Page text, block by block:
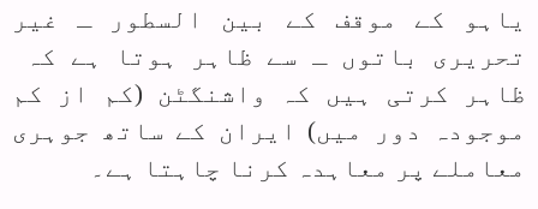
یاہو کے موقف کے بین السطور ـ غیر
تحریری باتوں ـ سے ظاہر ہوتا ہے کہ
ظاہر کرتی ہیں کہ واشنگٹن (کم از کم
موجودہ دور میں) ایران کے ساتھ جوہری
معاملے پر معاہدہ کرنا چاہتا ہے۔